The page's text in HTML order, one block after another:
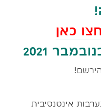
כאן
אינטנסיבית